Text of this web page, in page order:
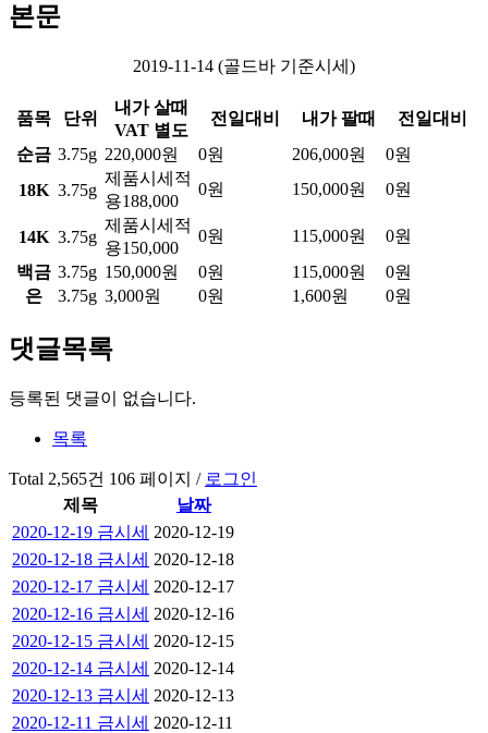
본문
2019-11-14 (골드바 기준시세)
품목 단위
내가 살때
VAT 별도
전일대비 내가 팔때
전일대비
순금 3.75g 220,000원 0원 206,000원
0원
18K 3.75g
제품시세적
용188,000
0원 150,000원 0원
14K 3.75g
제품시세적
용150,000
0원 115,000원
0원
백금 3.75g 150,000원 0원 115,000원
0원
은
3.75g 3,000원 0원 1,600원 0원
댓글목록
등록된 댓글이 없습니다.
목록
Total 2,565건 106 페이지 / 로그인
제목
날짜
2020-12-19 금시세 2020-12-19
2020-12-18 금시세 2020-12-18
2020-12-17 금시세 2020-12-17
2020-12-16 금시세 2020-12-16
2020-12-15 금시세 2020-12-15
2020-12-14 금시세 2020-12-14
2020-12-13 금시세 2020-12-13
2020-12-11 금시세 2020-12-11